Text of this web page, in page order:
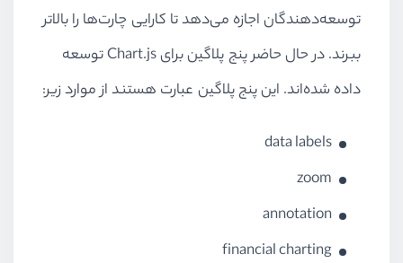
توسعه‌دهندگان اجازه می‌دهد تا کارایی چارت‌ها را بالاتر
ببرند. در حال حاضر پنج پلاگین برای Chart.js توسعه
داده شده‌اند. این پنج پلاگین عبارت هستند از موارد زیر:
data labels
zoom
annotation
financial charting